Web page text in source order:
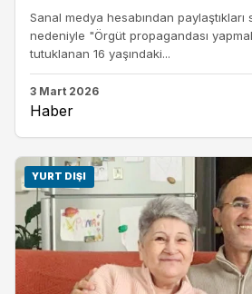
Sanal medya hesabından
nedeniyle "Örgüt propagandası
tutuklanan 16 yaşındaki...
3 Mart 2026
Haber
YURT DIŞI